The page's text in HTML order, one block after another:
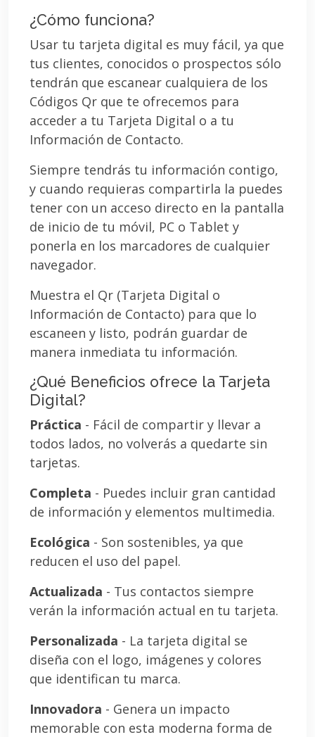
¿Cómo funciona?
Usar tu tarjeta digital es muy fácil, ya que
tus clientes, conocidos o prospectos sólo
tendrán que escanear cualquiera de los
Códigos Qr que te ofrecemos para
acceder a tu Tarjeta Digital o a tu
Información de Contacto.
Siempre tendrás tu información contigo,
y cuando requieras compartirla la puedes
tener con un acceso directo en la pantalla
de inicio de tu móvil, PC o Tablet y
ponerla en los marcadores de cualquier
navegador.
Muestra el Qr (Tarjeta Digital o
Información de Contacto) para que lo
escaneen y listo, podrán guardar de
manera inmediata tu información.
¿Qué Beneficios ofrece la Tarjeta
Digital?
Práctica - Fácil de compartir y llevar a
todos lados, no volverás a quedarte sin
tarjetas.
Completa - Puedes incluir gran cantidad
de información y elementos multimedia.
Ecológica - Son sostenibles, ya que
reducen el uso del papel.
Actualizada - Tus contactos siempre
verán la información actual en tu tarjeta.
Personalizada - La tarjeta digital se
diseña con el logo, imágenes y colores
que identifican tu marca.
Innovadora - Genera un impacto
memorable con esta moderna forma de